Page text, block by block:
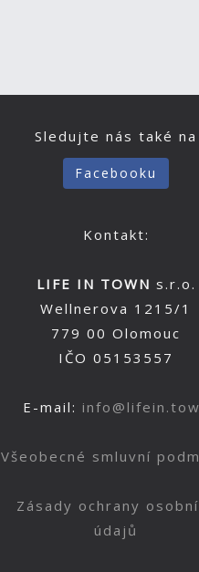
Sledujte nás také na
Facebooku
Kontakt:
LIFE IN TOWN s.r.o.
Wellnerova 1215/1
779 00 Olomouc
IČO 05153557
E-mail:
Všeobecné smluvní
Zásady ochrany
údajů